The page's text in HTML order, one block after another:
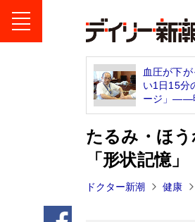
血圧が下
い1日15分
ージ」――
たるみ・ほ
「形状記憶」
ドクター新潮 健康